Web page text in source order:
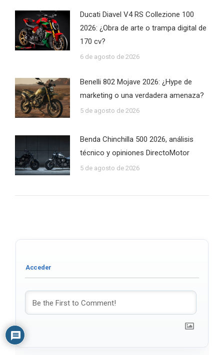
Ducati Diavel V4 RS Collezione 100
2026: ¿Obra de arte o trampa digital de
170 cv?
6 de agosto de 2026
Benelli 802 Mojave 2026: ¿Hype de
marketing o una verdadera amenaza?
5 de agosto de 2026
Benda Chinchilla 500 2026, análisis
técnico y opiniones DirectoMotor
5 de agosto de 2026